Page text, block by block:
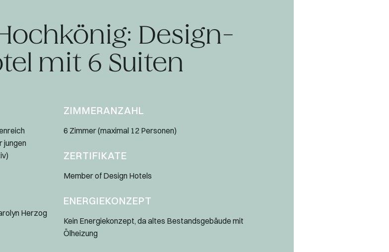
Design-
mit 6 Suiten
jungen
Herzog
ZIMMERANZAHL
6 Zimmer (maximal 12 Personen)
ZERTIFIKATE
Member of Design Hotels
ENERGIEKONZEPT
Kein Energiekonzept, da altes Bestandsgebäude mit
Ölheizung